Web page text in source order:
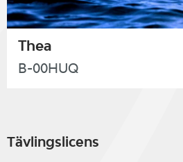
Thea
B-00HUQ
Tävlingslicens